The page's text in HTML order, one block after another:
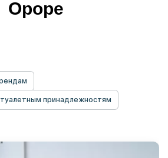
Ороре
принадлежностям